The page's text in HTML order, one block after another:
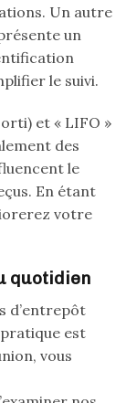
Un autre
un
le suivi.
et « LIFO »
des
le
En étant
votre
quotidien
d’entrepôt
est
vous